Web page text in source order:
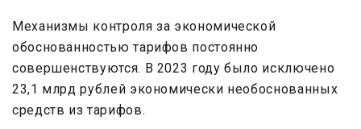
Механизмы контроля за экономической
обоснованностью тарифов постоянно
совершенствуются. В 2023 году было исключено
23,1 млрд рублей экономически необоснованных
средств из тарифов.